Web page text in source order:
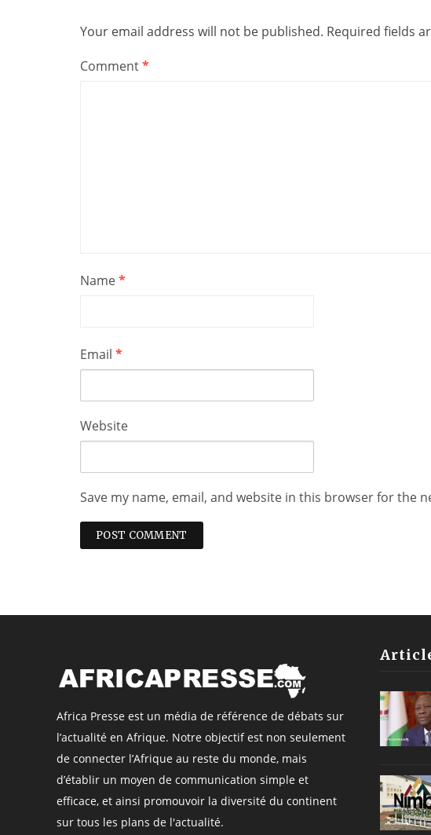
Your email address will not be published. Required fields
Comment*
Name*
Email *
Website
Save my name, email, and website in this browser for the
Africa Presse est un média de référence de débats sur
l’actualité en Afrique. Notre objectif est non seulement
de connecter l’Afrique au reste du monde, mais
d’établir un moyen de communication simple et
efficace, et ainsi promouvoir la diversité du continent
sur tous les plans de l'actualité.